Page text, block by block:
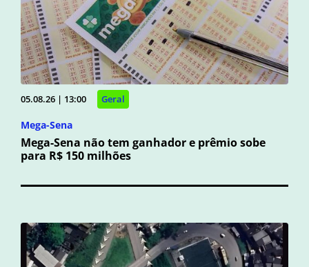
05.08.26 | 13:00 Geral
Mega-Sena
Mega-Sena não tem ganhador e prêmio sobe
para R$ 150 milhões